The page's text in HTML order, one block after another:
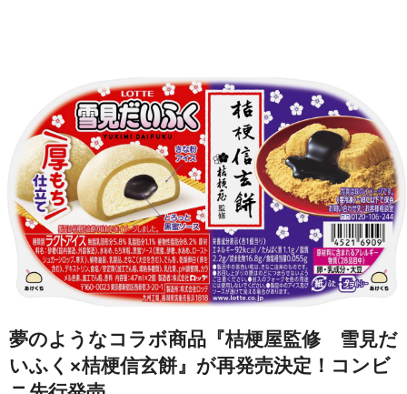
夢のようなコラボ商品『桔梗屋監修 雪見だ
いふく×桔梗信玄餅』が再発売決定！コンビ